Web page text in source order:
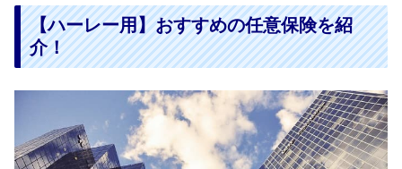
【ハーレー用】おすすめの任意保険を紹
介！